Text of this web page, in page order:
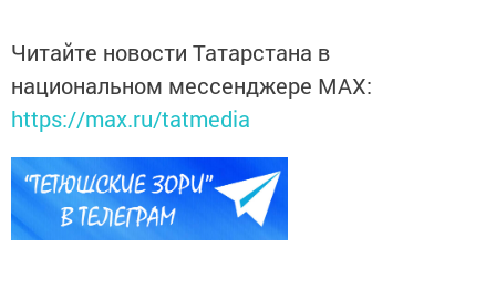
Читайте новости Татарстана в
национальном мессенджере MАХ:
https://max.ru/tatmedia